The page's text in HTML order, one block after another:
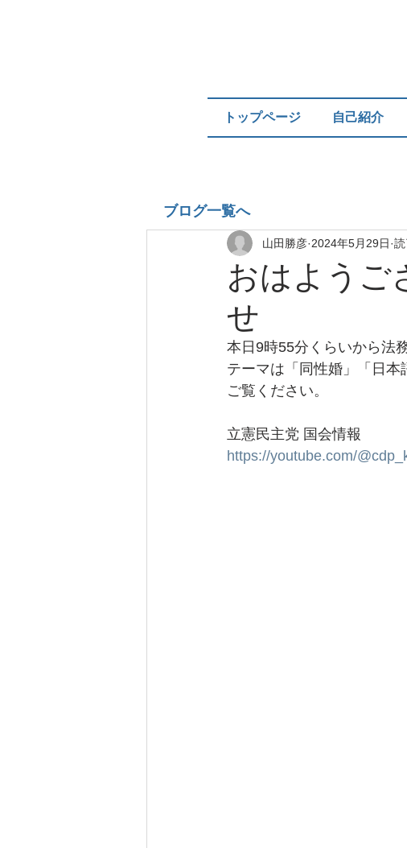
トップページ 自己紹介
おはようご
せ
山田勝彦 2024年5月29日
本日9時55分くらいから法
テーマは「同性婚」「日本
ご覧ください。
立憲民主党 国会情報
https://youtube.com/
ブログ一覧へ